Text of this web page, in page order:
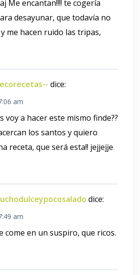
Me encantan!!!! te cogería
desayunar, que todavía no
me hacen ruido las tripas,
dice:
am
voy a hacer este mismo finde??
los santos y quiero
receta, que será esta!! jejjejje
dice:
am
come en un suspiro, que ricos.